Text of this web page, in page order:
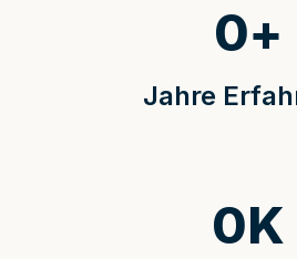
Jahre
0+
0K